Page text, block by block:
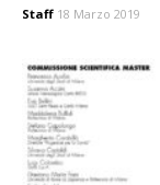
Staff 18 Marzo 2019